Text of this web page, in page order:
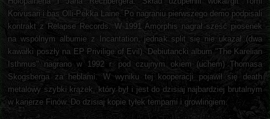
Koivusari i bas Olli-Pekka Laine. Po nagraniu pierwszego demo podpisali
kontrakt z Relapse Records. W 1991 Amorphis nagrał sześć piosenek
na wspólnym albumie z Incantation, jednak split się nie ukazał (dwa
kawałki poszły na EP Privilige of Evil). Debiutancki album "The Karelian
Isthmus" nagrano w 1992 r. pod czujnym okiem (uchem) Thomasa
Skogsberga za heblami. W wyniku tej kooperacji pojawił się death
metalowy szybki krążek, który był i jest do dzisiaj najbardziej brutalnym
w karierze Finów. Do dzisiaj kopie tyłek tempami i growlingiem.